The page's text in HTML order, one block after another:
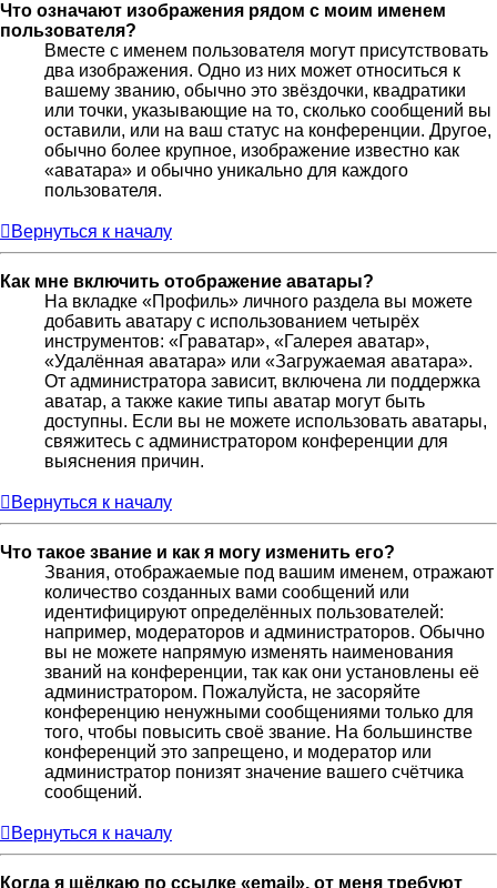
Что означают изображения рядом с моим именем
пользователя?
Вместе с именем пользователя могут присутствовать
два изображения. Одно из них может относиться к
вашему званию, обычно это звёздочки, квадратики
или точки, указывающие на то, сколько сообщений вы
оставили, или на ваш статус на конференции. Другое,
обычно более крупное, изображение известно как
«аватара» и обычно уникально для каждого
пользователя.
Вернуться к началу
Как мне включить отображение аватары?
На вкладке «Профиль» личного раздела вы можете
добавить аватару с использованием четырёх
инструментов: «Граватар», «Галерея аватар»,
«Удалённая аватара» или «Загружаемая аватара».
От администратора зависит, включена ли поддержка
аватар, а также какие типы аватар могут быть
доступны. Если вы не можете использовать аватары,
свяжитесь с администратором конференции для
выяснения причин.
Вернуться к началу
Что такое звание и как я могу изменить его?
Звания, отображаемые под вашим именем, отражают
количество созданных вами сообщений или
идентифицируют определённых пользователей:
например, модераторов и администраторов. Обычно
вы не можете напрямую изменять наименования
званий на конференции, так как они установлены её
администратором. Пожалуйста, не засоряйте
конференцию ненужными сообщениями только для
того, чтобы повысить своё звание. На большинстве
конференций это запрещено, и модератор или
администратор понизят значение вашего счётчика
сообщений.
Вернуться к началу
Когда я щёлкаю по ссылке «email», от меня требуют